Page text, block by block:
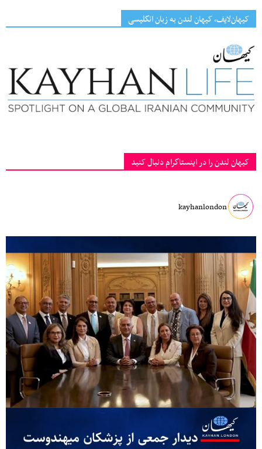
کیهان‌لایف، کیهان لندن به زبان انگلیسی
کیهان لندن را در اینستاگرام دنبال کنید
kayhanlondon